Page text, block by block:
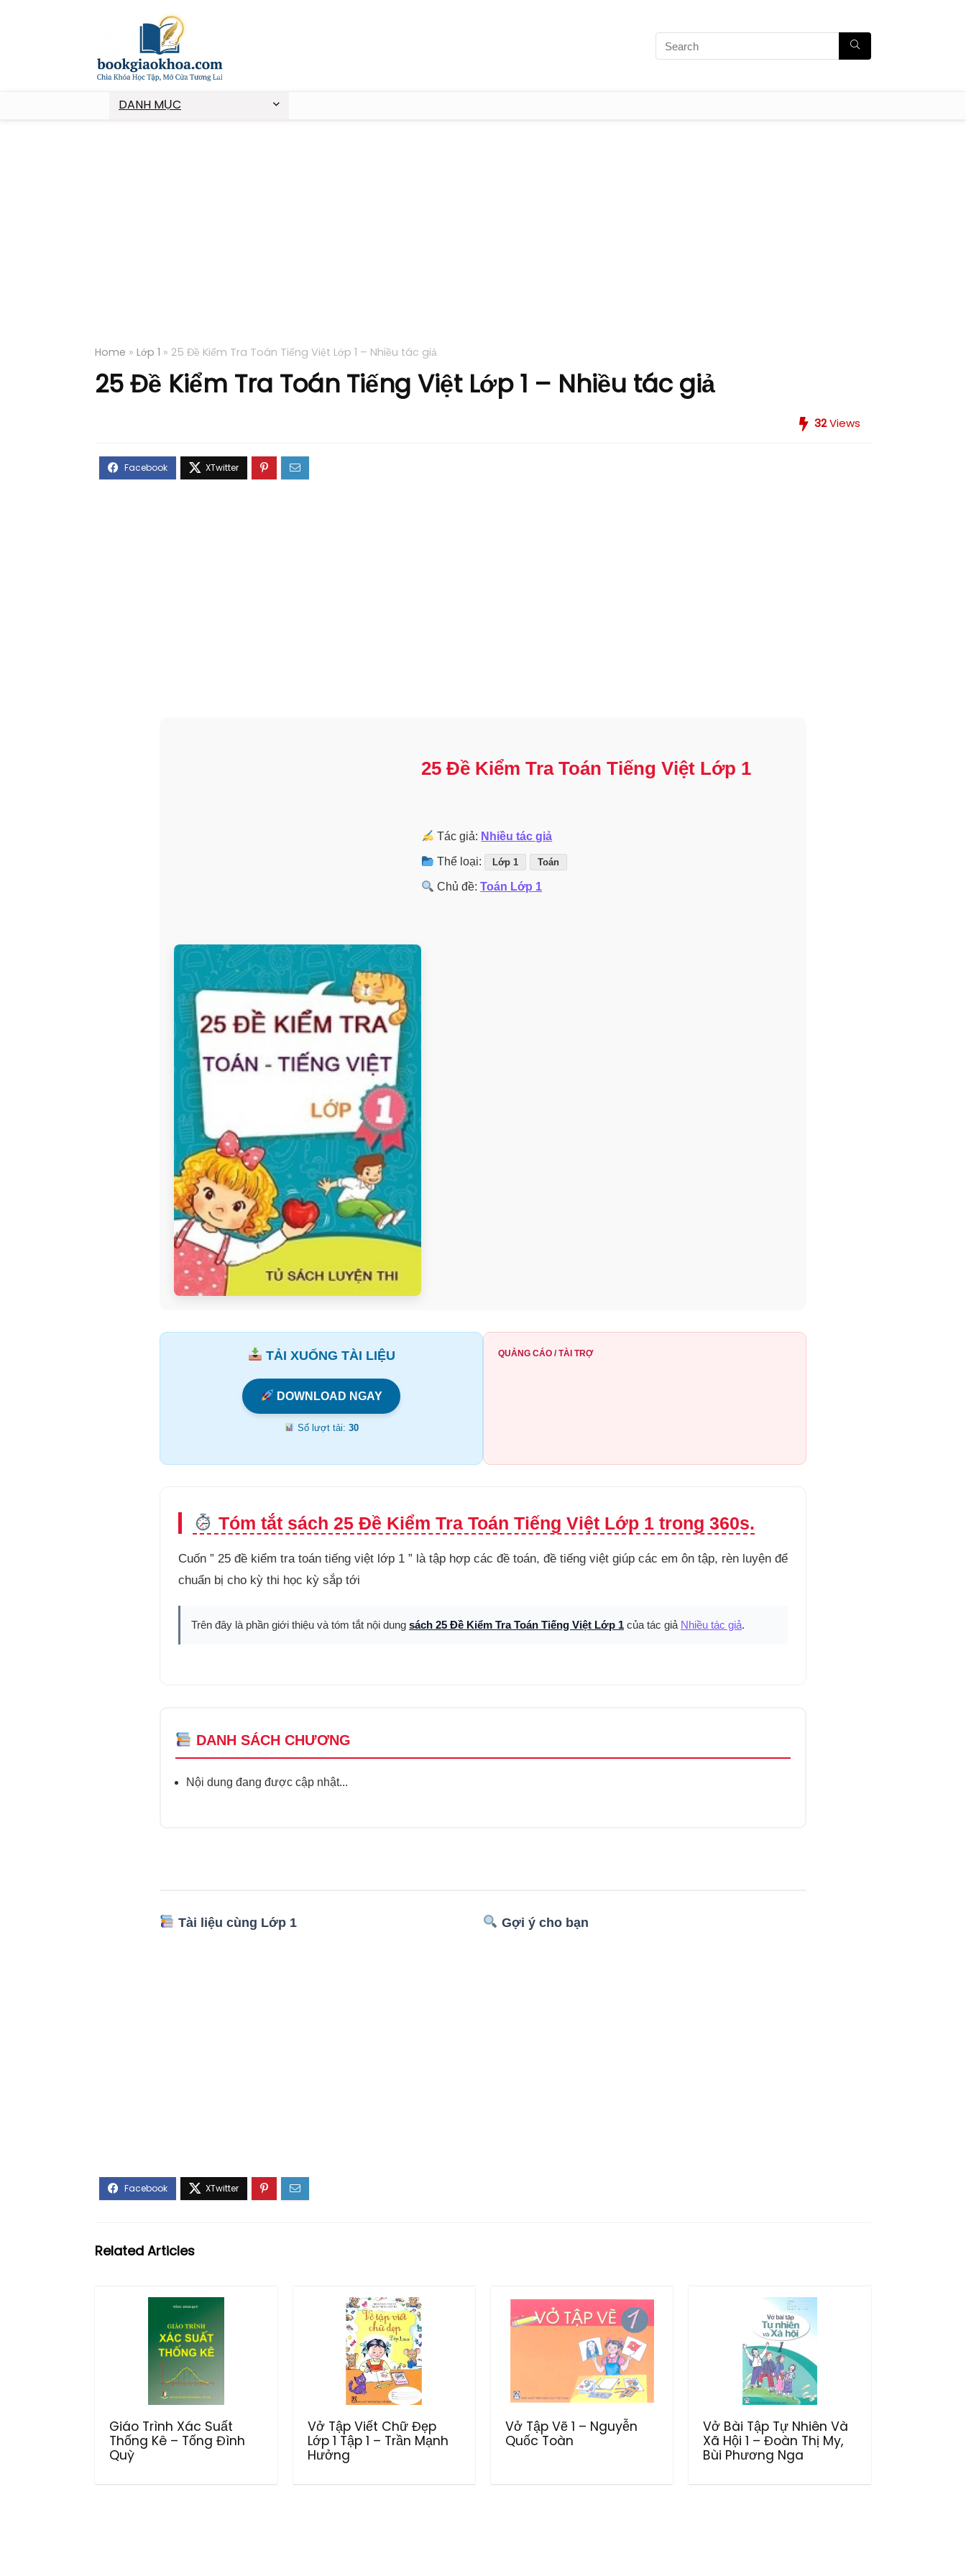
DANH MỤC
Home » Lớp 1 » 25 Đề Kiểm Tra Toán Tiếng Việt Lớp 1 – Nhiều tác giả
25 Đề Kiểm Tra Toán Tiếng Việt Lớp 1 – Nhiều tác giả
32Views
25 Đề Kiểm Tra Toán Tiếng Việt Lớp 1
Tác giả: Nhiều tác giả
Thể loại: Lớp 1 Toán
Chủ đề:Toán Lớp 1
TẢI XUỐNG TÀI LIỆU
DOWNLOAD NGAY
Số lượt tải: 30
QUẢNG CÁO / TÀI TRỢ
Tóm tắt sách 25 Đề Kiểm Tra Toán Tiếng Việt Lớp 1 trong 360s.
Cuốn ” 25 đề kiểm tra toán tiếng việt lớp 1 ” là tập hợp các đề toán, đề tiếng việt giúp các em ôn tập, rèn luyện để
chuẩn bị cho kỳ thi học kỳ sắp tới
Trên đây là phần giới thiệu và tóm tắt nội dung sách 25 Đề Kiểm Tra Toán Tiếng Việt Lớp 1 của tác giả Nhiều tác giả.
DANH SÁCH CHƯƠNG
Nội dung đang được cập nhật...
Tài liệu cùng Lớp 1 Gợi ý cho bạn
Related Articles
Giáo Trình Xác Suất
Thống Kê – Tống Đình
Quỳ
Vở Tập Viết Chữ Đẹp
Lớp 1 Tập 1 – Trần Mạnh
Hưởng
Vở Tập Vẽ 1 – Nguyễn
Quốc Toàn
Vở Bài Tập Tự Nhiên Và
Xã Hội 1 – Đoàn Thị My,
Bùi Phương Nga